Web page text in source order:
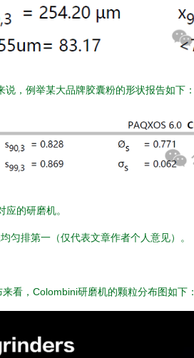
说，例举某大品牌胶囊粉的形状报告如下：
的研磨机。
匀排第一（仅代表文章作者个人意见）。
看，Colombini研磨机的颗粒分布图如下：